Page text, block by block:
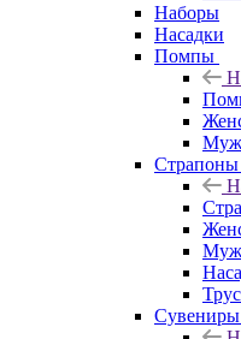
Наборы
Насадки
Помпы
Страпоны